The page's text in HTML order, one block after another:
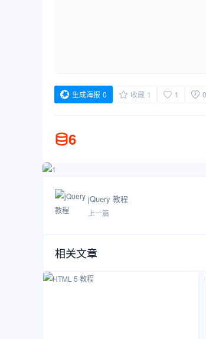
生成海报 0 收藏 1 1 0
6
jQuery 教程
上一篇
相关文章